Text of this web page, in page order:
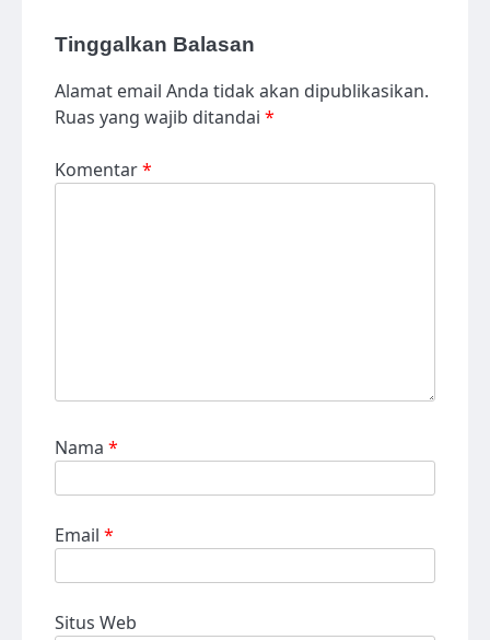
Tinggalkan Balasan
Alamat email Anda tidak akan dipublikasikan.
Ruas yang wajib ditandai *
Komentar*
Nama *
Email *
Situs Web